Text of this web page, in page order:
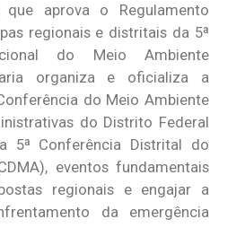
aprova o Regulamento
regionais e distritais da 5ª
do Meio Ambiente
organiza e oficializa a
do Meio Ambiente
do Distrito Federal
5ª Conferência Distrital do
eventos fundamentais
regionais e engajar a
da emergência